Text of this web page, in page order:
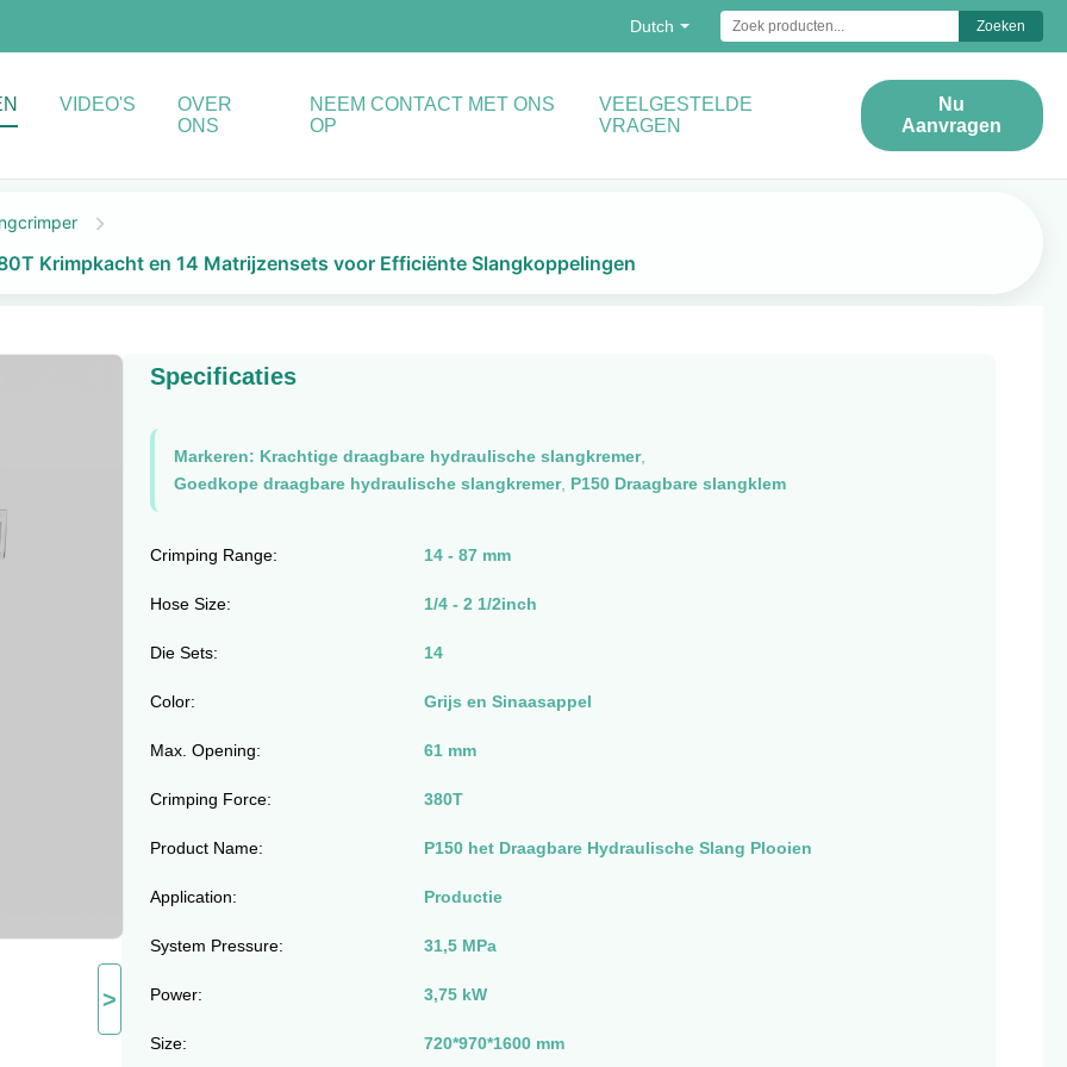
Dutch Zoeken
VIDEO'S
OVER
ONS
NEEM CONTACT MET ONS
OP
VEELGESTELDE
VRAGEN
Nu
Aanvragen
Krimpkacht en 14 Matrijzensets voor Efficiënte Slangkoppelingen
>
Specificaties
Markeren: Krachtige draagbare hydraulische slangkremer,
Goedkope draagbare hydraulische slangkremer, P150 Draagbare slangklem
Crimping Range: 14 - 87 mm
Hose Size: 1/4 - 2 1/2inch
Die Sets: 14
Color: Grijs en Sinaasappel
Max. Opening: 61 mm
Crimping Force: 380T
Product Name: P150 het Draagbare Hydraulische Slang Plooien
Application: Productie
System Pressure: 31,5 MPa
Power: 3,75 kW
Size: 720*970*1600 mm